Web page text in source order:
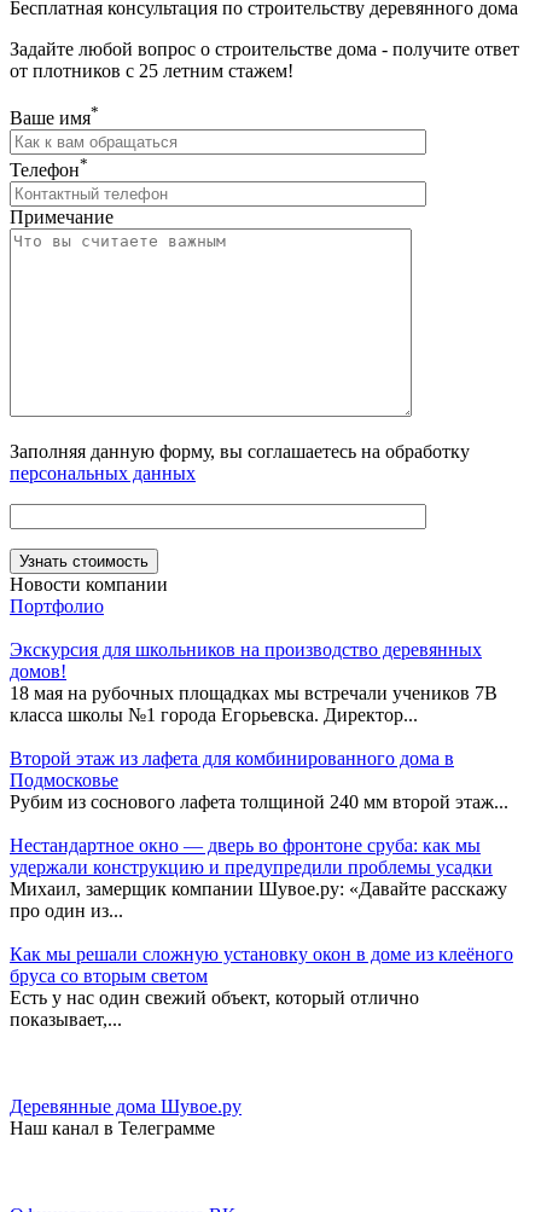
Бесплатная консультация по строительству деревянного дома
Задайте любой вопрос о строительстве дома - получите ответ
от плотников с 25 летним стажем!
Ваше имя*
Телефон*
Примечание
Заполняя данную форму, вы соглашаетесь на обработку
персональных данных
Новости компании
Портфолио
Экскурсия для школьников на производство деревянных
домов!
18 мая на рубочных площадках мы встречали учеников 7В
класса школы №1 города Егорьевска. Директор...
Второй этаж из лафета для комбинированного дома в
Подмосковье
Рубим из соснового лафета толщиной 240 мм второй этаж...
Нестандартное окно — дверь во фронтоне сруба: как мы
удержали конструкцию и предупредили проблемы усадки
Михаил, замерщик компании Шувое.ру: «Давайте расскажу
про один из...
Как мы решали сложную установку окон в доме из клеёного
бруса со вторым светом
Есть у нас один свежий объект, который отлично
показывает,...
Деревянные дома Шувое.ру
Наш канал в Телеграмме